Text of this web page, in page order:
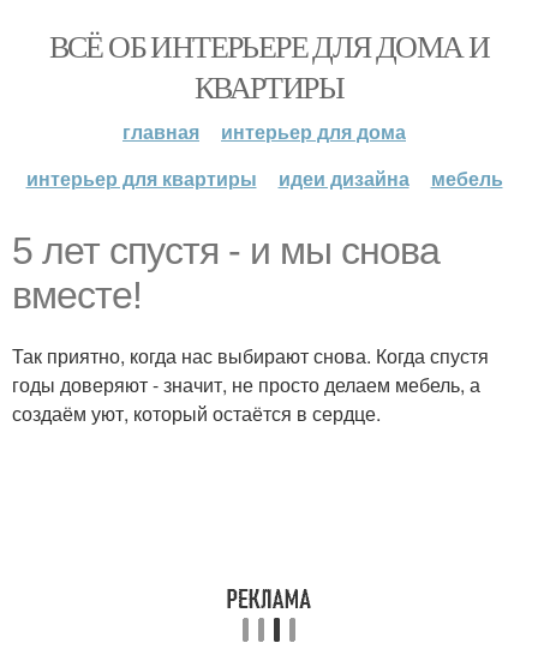
ВСЁ ОБ ИНТЕРЬЕРЕ ДЛЯ ДОМА И
КВАРТИРЫ
главная
интерьер для дома
интерьер для квартиры
идеи дизайна мебель
5 лет спустя - и мы снова
вместе!
Так приятно, когда нас выбирают снова. Когда спустя
годы доверяют - значит, не просто делаем мебель, а
создаём уют, который остаётся в сердце.